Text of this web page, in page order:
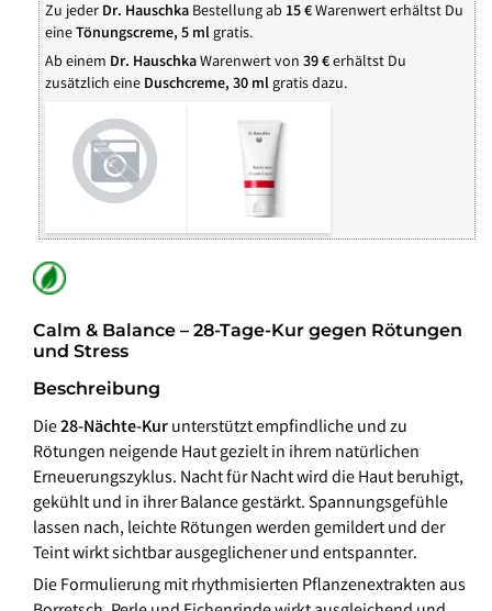
Zu jeder Dr. Hauschka Bestellung ab 15 €Warenwert erhältst Du
eineTönungscreme, 5 mlgratis.
Ab einem Dr. HauschkaWarenwert von 39 €erhältst Du
zusätzlich eine Duschcreme, 30 mlgratis dazu.
Calm & Balance – 28-Tage-Kur gegen Rötungen
und Stress
Beschreibung
Die28-Nächte-Kurunterstützt empfindliche und zu
Rötungen neigende Haut gezielt in ihrem natürlichen
Erneuerungszyklus. Nacht für Nacht wird die Haut beruhigt,
gekühlt und in ihrer Balance gestärkt. Spannungsgefühle
lassen nach, leichte Rötungen werden gemildert und der
Teint wirkt sichtbar ausgeglichener und entspannter.
Die Formulierung mit rhythmisierten Pflanzenextrakten aus